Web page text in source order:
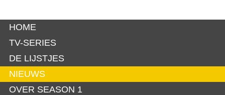
HOME
TV-SERIES
DE LIJSTJES
NIEUWS
OVER SEASON 1